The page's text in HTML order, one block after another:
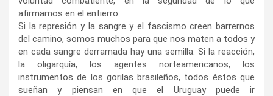
afirmamos en el entierro.
Si la represión y la sangre y el fascismo creen barrernos
del camino, somos muchos para que nos maten a todos y
en cada sangre derramada hay una semilla. Si la reacción,
la oligarquía, los agentes norteamericanos, los
instrumentos de los gorilas brasileños, todos éstos que
sueñan y piensan en que el Uruguay puede ir